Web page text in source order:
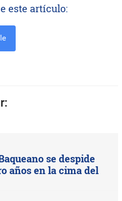
este artículo:
se despide
años en la cima del